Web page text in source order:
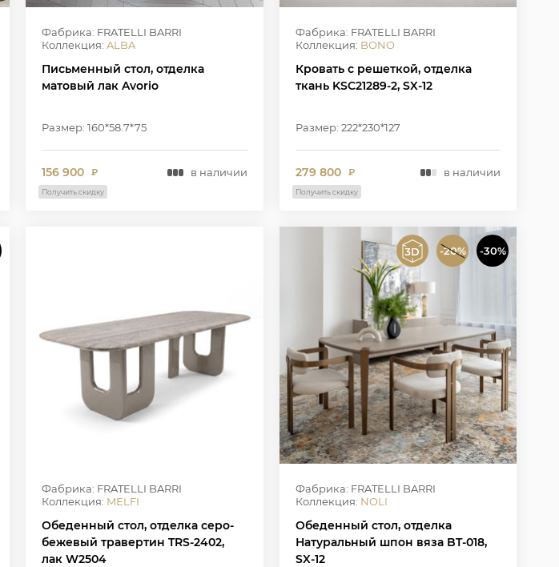
Фабрика: FRATELLI BARRI
Коллекция:ALBA
Письменный стол, отделка
матовый лак Avorio
Размер: 160*58.7*75
156 900 ₽ в наличии
Получить скидку
Фабрика: FRATELLI BARRI
Коллекция: BONO
Кровать с решеткой, отделка
ткань KSC21289-2, SX-12
Размер: 222*230*127
279 800 ₽ в наличии
Получить скидку
Фабрика: FRATELLI BARRI
Коллекция: MELFI
Обеденный стол, отделка серо-
бежевый травертин TRS-2402,
лак W2504
-20% -30%
Фабрика: FRATELLI BARRI
Коллекция: NOLI
Обеденный стол, отделка
Натуральный шпон вяза BT-018,
SX-12